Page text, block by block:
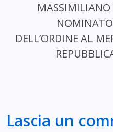
DELL’ORDINE AL
Lascia un